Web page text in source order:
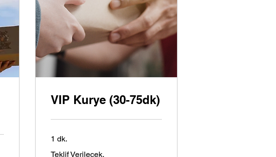
VIP Kurye (30-75dk)
1 dk.
Verilecek.
Teklif Verilecek.